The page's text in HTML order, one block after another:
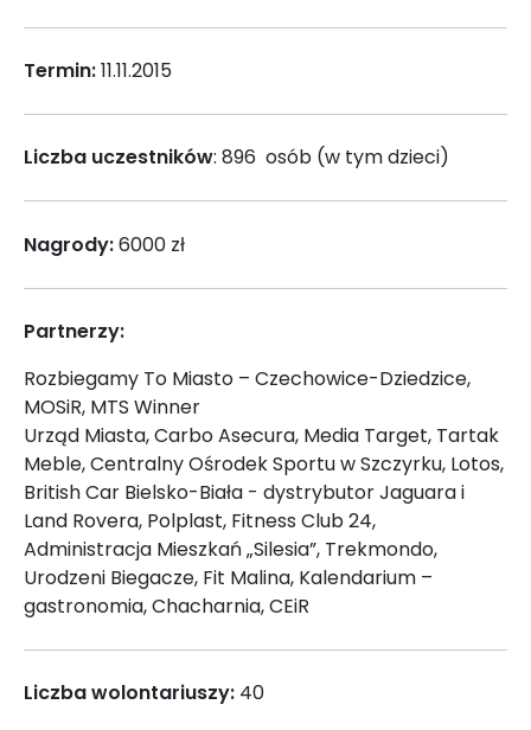
Termin:11.11.2015
Liczba uczestników: 896 osób (w tym dzieci)
Nagrody:6000 zł
Partnerzy:
Rozbiegamy To Miasto – Czechowice-Dziedzice,
MOSiR, MTS Winner
Urząd Miasta, Carbo Asecura, Media Target, Tartak
Meble, Centralny Ośrodek Sportu w Szczyrku, Lotos,
British Car Bielsko-Biała - dystrybutor Jaguara i
Land Rovera, Polplast, Fitness Club 24,
Administracja Mieszkań „Silesia”, Trekmondo,
Urodzeni Biegacze, Fit Malina, Kalendarium –
gastronomia, Chacharnia, CEiR
Liczba wolontariuszy: 40